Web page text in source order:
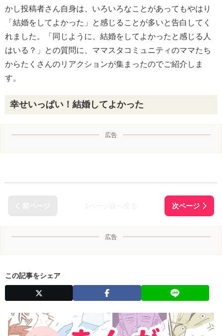
かし投稿者さん自身は、いろいろなことがあってもやはり
「結婚をしてよかった」と感じることが多いと告白してく
れました。「同じように、結婚をしてよかったと感じる人
はいる？」との質問に、ママスタコミュニティのママたち
からたくさんのリアクションが集まったのでご紹介しま
す。
幸せいっぱい！結婚してよかった
広告
広告
この記事をシェア